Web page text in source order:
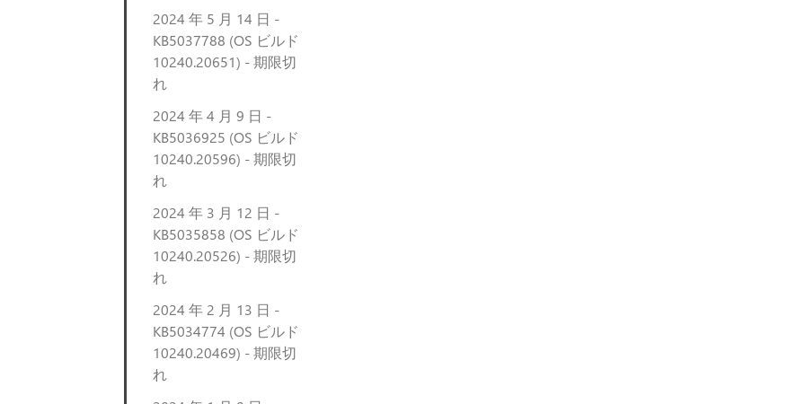
2024 年 5 月 14 日 -
KB5037788 (OS ビルド
10240.20651) - 期限切
れ
2024 年 4 月 9 日 -
KB5036925 (OS ビルド
10240.20596) - 期限切
れ
2024 年 3 月 12 日 -
KB5035858 (OS ビルド
10240.20526) - 期限切
れ
2024 年 2 月 13 日 -
KB5034774 (OS ビルド
10240.20469) - 期限切
れ